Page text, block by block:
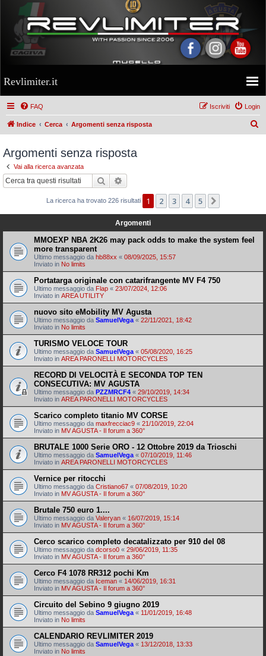
Revlimiter.it
FAQ Login
Iscriviti
Indice Cerca Argomenti senza risposta
Argomenti senza risposta
Vai alla ricerca avanzata
Cerca
La ricerca ha trovato 226 risultati 1 2 3 4 5
Argomenti
MMOEXP NBA 2K26 may pack odds to make the system feel
more transparent
Ultimo messaggio da hb88xx « 08/09/2025, 15:57
Inviato in No limits
Portatarga originale con catarifrangente MV F4 750
Ultimo messaggio da Flap « 23/07/2024, 12:06
Inviato in AREA UTILITY
nuovo sito eMobility MV Agusta
Ultimo messaggio da SamuelVega« 22/11/2021, 18:42
Inviato in No limits
TURISMO VELOCE TOUR
Ultimo messaggio da SamuelVega« 05/08/2020, 16:25
Inviato in AREA PARONELLI MOTORCYCLES
RECORD DI VELOCITÀ E SECONDA TOP TEN
CONSECUTIVA: MV AGUSTA
Ultimo messaggio da PZZMRCF4 « 29/10/2019, 14:34
Inviato in AREA PARONELLI MOTORCYCLES
Scarico completo titanio MV CORSE
Ultimo messaggio da maxfrecciac9 « 21/10/2019, 22:04
Inviato in MV AGUSTA - Il forum a 360°
BRUTALE 1000 Serie ORO - 12 Ottobre 2019 da Trioschi
Ultimo messaggio da SamuelVega« 07/10/2019, 11:46
Inviato in AREA PARONELLI MOTORCYCLES
Vernice per ritocchi
Ultimo messaggio da Cristiano67 « 07/08/2019, 10:20
Inviato in MV AGUSTA - Il forum a 360°
Brutale 750 euro 1....
Ultimo messaggio da Valeryan « 16/07/2019, 15:14
Inviato in MV AGUSTA - Il forum a 360°
Cerco scarico completo decatalizzato per 910 del 08
Ultimo messaggio da dcorso0 « 29/06/2019, 11:35
Inviato in MV AGUSTA - Il forum a 360°
Cerco F4 1078 RR312 pochi Km
Ultimo messaggio da Iceman « 14/06/2019, 16:31
Inviato in MV AGUSTA - Il forum a 360°
Circuito del Sebino 9 giugno 2019
Ultimo messaggio da SamuelVega« 11/01/2019, 16:48
Inviato in No limits
CALENDARIO REVLIMITER 2019
Ultimo messaggio da SamuelVega« 13/12/2018, 13:33
Inviato in No limits